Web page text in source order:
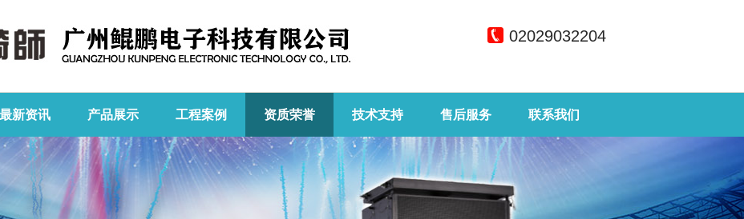
02029032204
最新资讯 产品展示 工程案例 资质荣誉 技术支持 售后服务 联系我们